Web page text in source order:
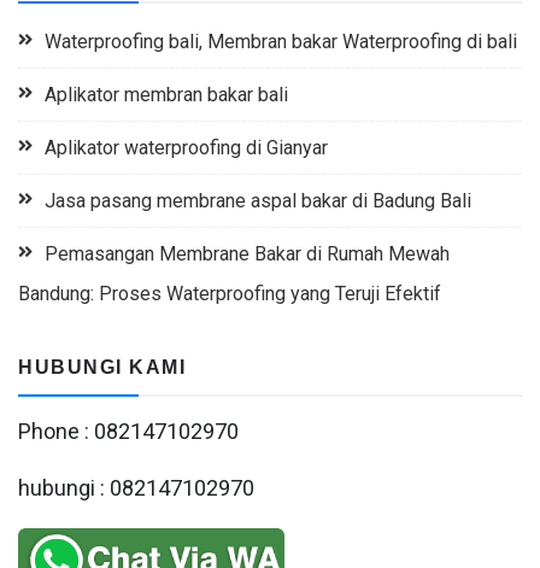
Waterproofing bali, Membran bakar Waterproofing di bali
Aplikator membran bakar bali
Aplikator waterproofing di Gianyar
Jasa pasang membrane aspal bakar di Badung Bali
Pemasangan Membrane Bakar di Rumah Mewah
Bandung: Proses Waterproofing yang Teruji Efektif
HUBUNGI KAMI
Phone : 082147102970
hubungi : 082147102970